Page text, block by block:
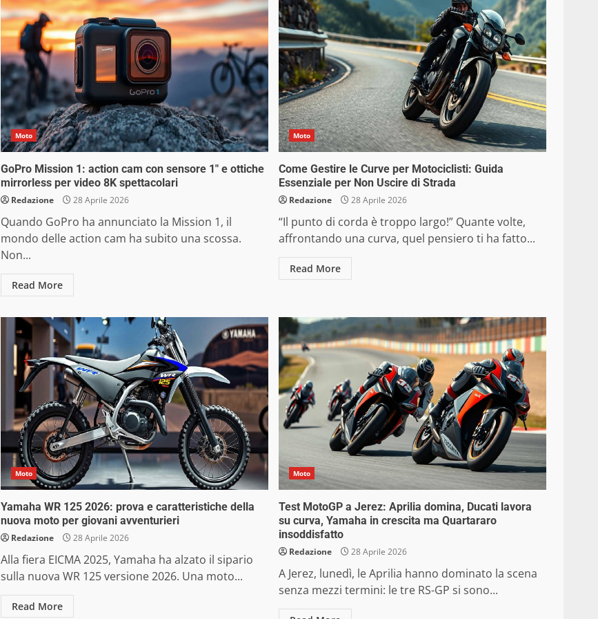
Moto
GoPro Mission 1: action cam con sensore 1″ e ottiche
mirrorless per video 8K spettacolari
Redazione 28 Aprile 2026
Quando GoPro ha annunciato la Mission 1, il
mondo delle action cam ha subito una scossa.
Non...
Read More
Moto
Come Gestire le Curve per Motociclisti: Guida
Essenziale per Non Uscire di Strada
Redazione 28 Aprile 2026
“Il punto di corda è troppo largo!” Quante volte,
affrontando una curva, quel pensiero ti ha fatto...
Read More
Moto
Yamaha WR 125 2026: prova e caratteristiche della
nuova moto per giovani avventurieri
Redazione 28 Aprile 2026
Alla fiera EICMA 2025, Yamaha ha alzato il sipario
sulla nuova WR 125 versione 2026. Una moto...
Read More
Moto
Test MotoGP a Jerez: Aprilia domina, Ducati lavora
su curva, Yamaha in crescita ma Quartararo
insoddisfatto
Redazione 28 Aprile 2026
A Jerez, lunedì, le Aprilia hanno dominato la scena
senza mezzi termini: le tre RS-GP si sono...